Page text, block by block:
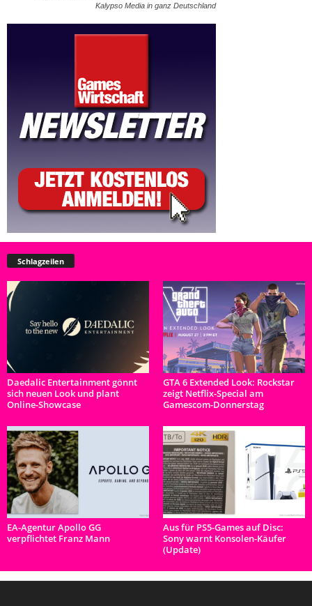
Kalypso Media in ganz Deutschland
Schlagzeilen
Daedalic Entertainment gönnt
sich neuen Look und plant
Online-Showcase
GTA 6 Extended Look: Rockstar
zeigt Netflix-Special am
Gamescom-Donnerstag
EA-Agentur Apollo GG
verpflichtet Franz Mann
Aus für PS5-Games auf Disc:
Sony warnt Konsolen-Käufer
(Update)